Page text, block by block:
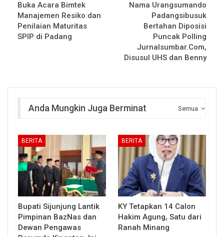
Buka Acara Bimtek
Manajemen Resiko dan
Penilaian Maturitas
SPIP di Padang
Nama Urangsumando
Padangsibusuk
Bertahan Diposisi
Puncak Polling
Jurnalsumbar.Com,
Disusul UHS dan Benny
Semua
Anda Mungkin Juga Berminat
BERITA
Bupati Sijunjung Lantik
Pimpinan BazNas dan
Dewan Pengawas
BERITA
KY Tetapkan 14 Calon
Hakim Agung, Satu dari
Ranah Minang